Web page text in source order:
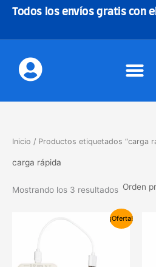
Todos los envíos gratis con el
Inicio / Productos etiquetados “carga
carga rápida
Mostrando los 3 resultados
¡Oferta!
34,99€.